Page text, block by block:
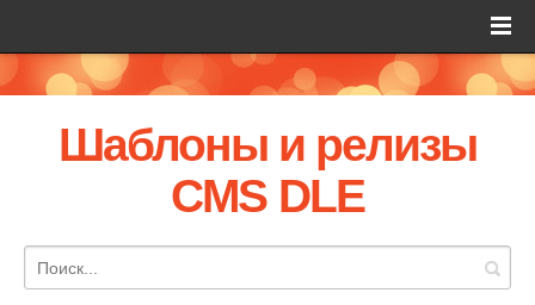
Шаблоны и релизы
CMS DLE